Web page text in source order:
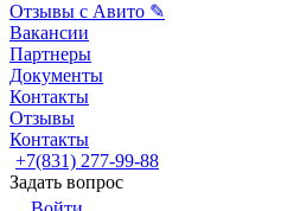
Отзывы с Авито ✎
Вакансии
Партнеры
Документы
Контакты
Отзывы
Контакты
+7(831) 277-99-88
Задать вопрос